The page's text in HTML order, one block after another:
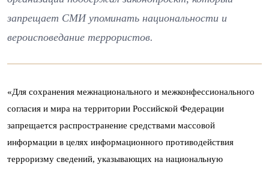
запрещает СМИ упоминать национальности и
вероисповедание террористов.
«Для сохранения межнационального и межконфессионального
согласия и мира на территории Российской Федерации
запрещается распространение средствами массовой
информации в целях информационного противодействия
терроризму сведений, указывающих на национальную